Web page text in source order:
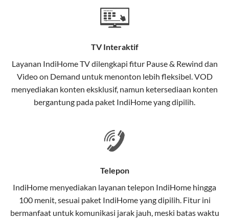
Teknologi di Balik WiFi IndiHome
Wifi IndiHome menggunakan teknologi Fiber To The
menggunakan kabel serat optik hingga ke rumah
pelanggan. Teknologi ini memiliki beberapa
keunggulan:
Kecepatan Tinggi
dibandingkan kabel tembaga atau DSL.
elektromagnetik, sehingga koneksi tetap lancar.
Latensi Rendah
TV Interaktif
Layanan IndiHome TVdilengkapi fitur Pause & Rewind dan
Video on Demand untuk menonton lebih fleksibel. VOD
menyediakan konten eksklusif, namun ketersediaan konten
bergantung pada paket IndiHome yang dipilih.
Telepon
IndiHome menyediakan layanan telepon IndiHome hingga
100 menit, sesuai paket IndiHome yang dipilih. Fitur ini
bermanfaat untuk komunikasi jarak jauh, meski batas waktu